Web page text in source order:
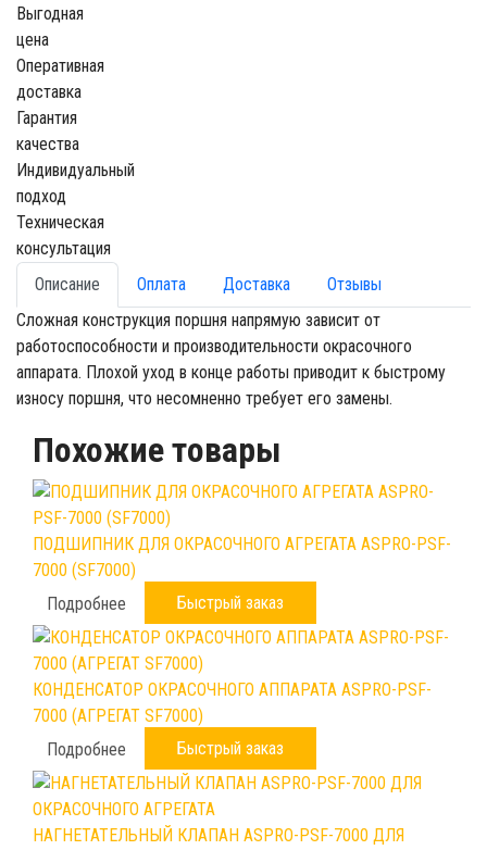
Выгодная
цена
Оперативная
доставка
Гарантия
качества
Индивидуальный
подход
Техническая
консультация
Описание
Оплата Доставка
Отзывы
Сложная конструкция поршня напрямую зависит от
работоспособности и производительности окрасочного
аппарата. Плохой уход в конце работы приводит к быстрому
износу поршня, что несомненно требует его замены.
Похожие товары
ПОДШИПНИК ДЛЯ ОКРАСОЧНОГО АГРЕГАТА ASPRO-PSF-
7000 (SF7000)
Подробнее
Быстрый заказ
КОНДЕНСАТОР ОКРАСОЧНОГО АППАРАТА ASPRO-PSF-
7000 (АГРЕГАТ SF7000)
Подробнее
Быстрый заказ
НАГНЕТАТЕЛЬНЫЙ КЛАПАН ASPRO-PSF-7000 ДЛЯ